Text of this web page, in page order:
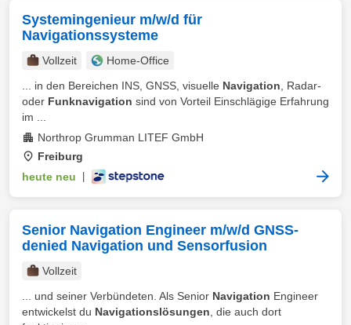
Systemingenieur m/w/d für
Navigationssysteme
Vollzeit
Home-Office
... in den Bereichen INS, GNSS, visuelle Navigation , Radar-
oder Funknavigation sind von Vorteil Einschlägige Erfahrung
im ...
Northrop Grumman LITEF GmbH
Freiburg
heute neu
Senior Navigation Engineer m/w/d GNSS-
denied Navigation und Sensorfusion
Vollzeit
... und seiner Verbündeten. Als Senior Navigation Engineer
entwickelst du Navigationslösungen , die auch dort